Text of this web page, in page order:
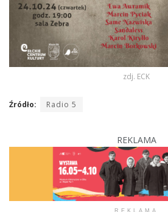
zdj. ECK
Źródło: Radio 5
REKLAMA